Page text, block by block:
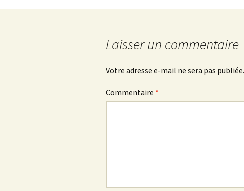
des
Laisser un commentaire
Votre adresse e-mail ne sera pas publiée.
Commentaire *